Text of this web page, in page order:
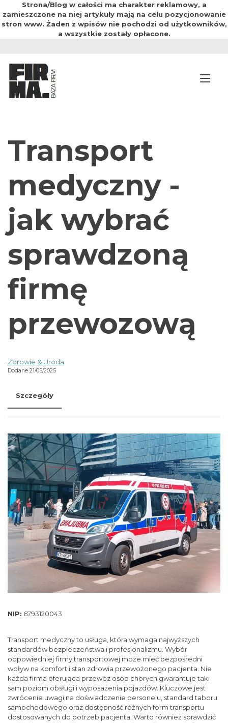
Strona/Blog w całości ma charakter reklamowy, a
zamieszczone na niej artykuły mają na celu pozycjonowanie
stron www. Żaden z wpisów nie pochodzi od użytkowników,
a wszystkie zostały opłacone.
treści
Transport
medyczny -
jak wybrać
sprawdzoną
firmę
przewozową
Zdrowie & Uroda
Dodane 21/05/2025
Szczegóły
NIP: 6793120043
Transport medyczny to usługa, która wymaga najwyższych
standardów bezpieczeństwa i profesjonalizmu. Wybór
odpowiedniej firmy transportowej może mieć bezpośredni
wpływ na komfort i stan zdrowia przewożonego pacjenta. Nie
każda firma oferująca przewóz osób chorych gwarantuje taki
sam poziom obsługi i wyposażenia pojazdów. Kluczowe jest
zwrócenie uwagi na doświadczenie personelu, standard taboru
samochodowego oraz dostępność różnych form transportu
dostosowanych do potrzeb pacjenta. Warto również sprawdzić